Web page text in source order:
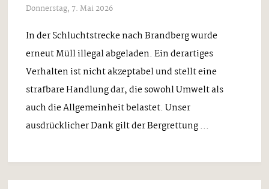
Donnerstag, 7. Mai 2026
In der Schluchtstrecke nach Brandberg wurde
erneut Müll illegal abgeladen. Ein derartiges
Verhalten ist nicht akzeptabel und stellt eine
strafbare Handlung dar, die sowohl Umwelt als
auch die Allgemeinheit belastet. Unser
ausdrücklicher Dank gilt der Bergrettung ...